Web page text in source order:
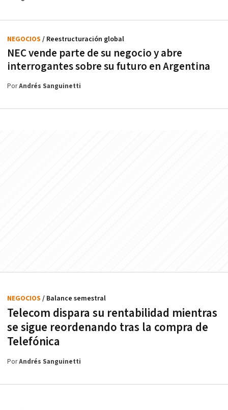
NEC vende parte de su negocio y abre
interrogantes sobre su futuro en Argentina
NEGOCIOS / Reestructuración global
PorAndrés Sanguinetti
Telecom dispara su rentabilidad mientras
se sigue reordenando tras la compra de
Telefónica
NEGOCIOS / Balance semestral
PorAndrés Sanguinetti